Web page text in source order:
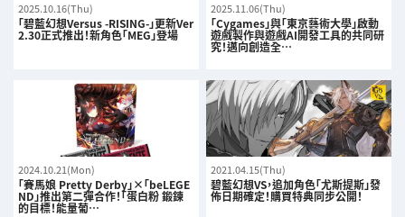
2025.10.16(Thu)
「碧藍幻想Versus -RISING-」更新Ver
2.30正式推出！新角色「MEG」登場
2025.11.06(Thu)
「Cygames」與「東京藝術大學」啟動
遊戲製作與遊戲AI開發工具的共同研
究！邁向創造全…
2024.10.21(Mon)
「賽馬娘 Pretty Derby」×「beLEGE
ND」推出第二彈合作！「蛋白粉 鍛鍊
的目標！能量葡…
2021.04.15(Thu)
碧藍幻想VS，追加角色「尤斯提斯」發
佈日期確定！購買特典同步公開！